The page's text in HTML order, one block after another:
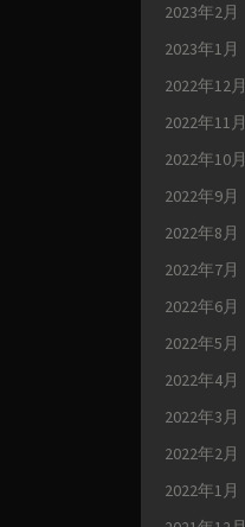
2023年2月
2023年1月
2022年12月
2022年11月
2022年10月
2022年9月
2022年8月
2022年7月
2022年6月
2022年5月
2022年4月
2022年3月
2022年2月
2022年1月